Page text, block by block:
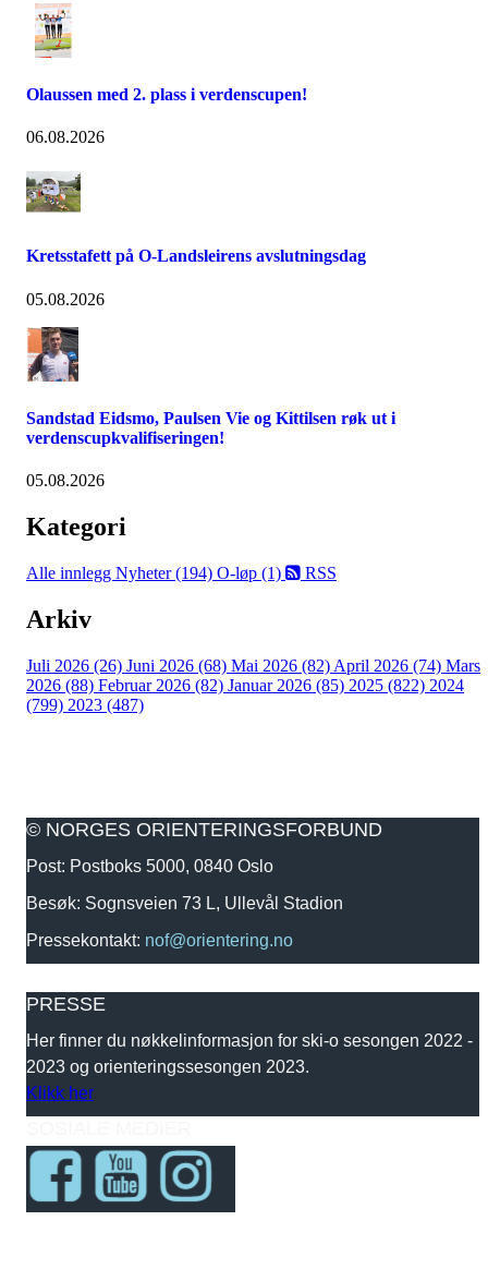
Olaussen med 2. plass i verdenscupen!
06.08.2026
Kretsstafett på O-Landsleirens avslutningsdag
05.08.2026
Sandstad Eidsmo, Paulsen Vie og Kittilsen røk ut i
verdenscupkvalifiseringen!
05.08.2026
Kategori
Alle innlegg Nyheter (194) O-løp (1) RSS
Arkiv
Juli 2026 (26) Juni 2026 (68) Mai 2026 (82) April 2026 (74) Mars
2026 (88) Februar 2026 (82) Januar 2026 (85) 2025 (822) 2024
(799) 2023 (487)
© NORGES ORIENTERINGSFORBUND
Post: Postboks 5000, 0840 Oslo
Besøk: Sognsveien 73 L, Ullevål Stadion
Pressekontakt: nof@orientering.no
PRESSE
Her finner du nøkkelinformasjon for ski-o sesongen 2022 -
2023 og orienteringssesongen 2023.
Klikk her